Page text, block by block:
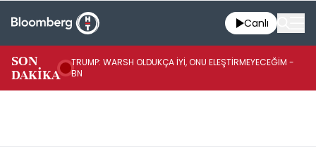
Canlı
SON
DAKİKA
TRUMP: WARSH OLDUKÇA İYİ, ONU ELEŞTİRMEYECEĞİM -
BN